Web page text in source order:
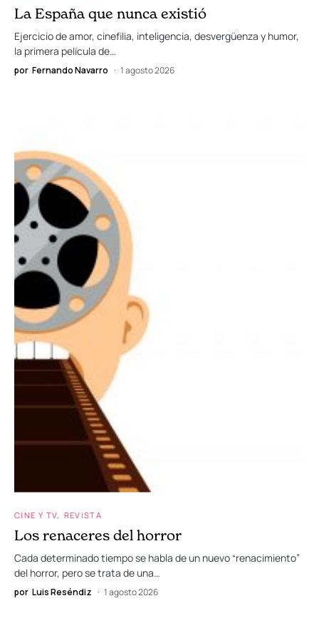
La España que nunca existió
Ejercicio de amor, cinefilia, inteligencia, desvergüenza y humor,
la primera película de…
por Fernando Navarro 1 agosto 2026
CINE Y TV REVISTA
Los renaceres del horror
Cada determinado tiempo se habla de un nuevo “renacimiento”
del horror, pero se trata de una…
por Luis Reséndiz 1 agosto 2026